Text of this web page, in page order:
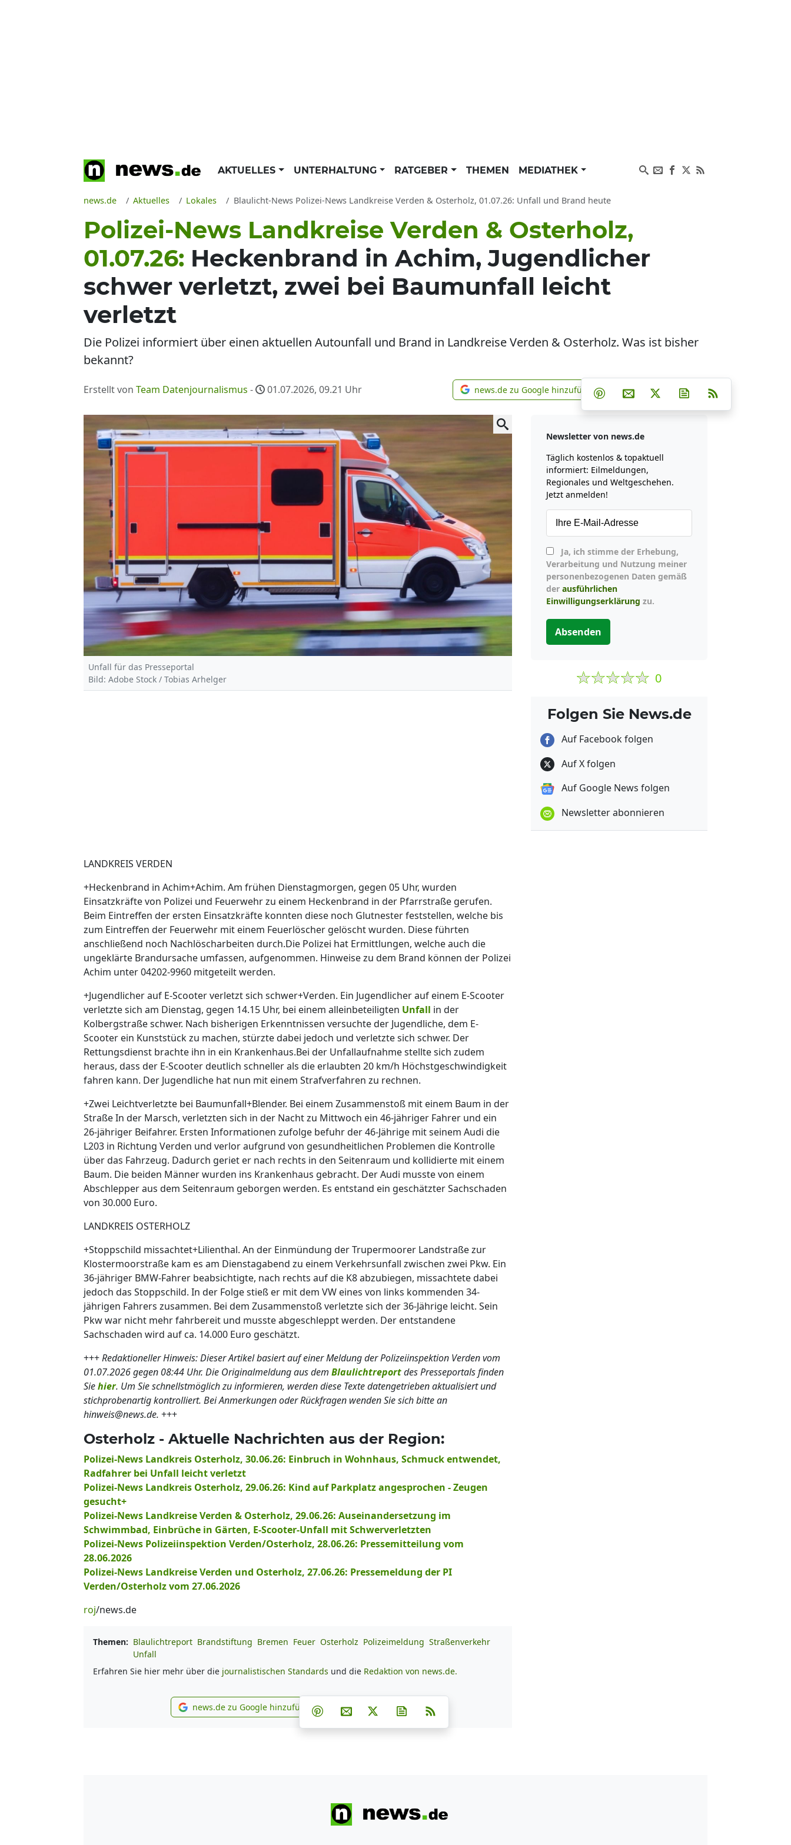
AKTUELLES UNTERHALTUNG RATGEBER THEMEN MEDIATHEK
news.de Aktuelles Lokales Blaulicht-News Polizei-News Landkreise Verden & Osterholz, 01.07.26: Unfall und Brand heute
Polizei-News Landkreise Verden & Osterholz,
01.07.26: Heckenbrand in Achim, Jugendlicher
schwer verletzt, zwei bei Baumunfall leicht
verletzt
Die Polizei informiert über einen aktuellen Autounfall und Brand in Landkreise Verden & Osterholz. Was ist bisher
bekannt?
Erstellt von Team Datenjournalismus - 01.07.2026, 09.21 Uhr news.de zu Google hinzufügen
news.de zu Google hinzufügen Teilen auf Facebook
Teilen auf Whatsapp
Teilen auf Telegram
Teilen auf Pinterest
Per E-Mail teilen
Post auf XNewsletter
Unfall für das Presseportal
Bild: Adobe Stock / Tobias Arhelger
LANDKREIS VERDEN
+Heckenbrand in Achim+Achim. Am frühen Dienstagmorgen, gegen 05 Uhr, wurden
Einsatzkräfte von Polizei und Feuerwehr zu einem Heckenbrand in der Pfarrstraße gerufen.
Beim Eintreffen der ersten Einsatzkräfte konnten diese noch Glutnester feststellen, welche bis
zum Eintreffen der Feuerwehr mit einem Feuerlöscher gelöscht wurden. Diese führten
anschließend noch Nachlöscharbeiten durch.Die Polizei hat Ermittlungen, welche auch die
ungeklärte Brandursache umfassen, aufgenommen. Hinweise zu dem Brand können der Polizei
Achim unter 04202-9960 mitgeteilt werden.
+Jugendlicher auf E-Scooter verletzt sich schwer+Verden. Ein Jugendlicher auf einem E-Scooter
verletzte sich am Dienstag, gegen 14.15 Uhr, bei einem alleinbeteiligten Unfall in der
Kolbergstraße schwer. Nach bisherigen Erkenntnissen versuchte der Jugendliche, dem E-
Scooter ein Kunststück zu machen, stürzte dabei jedoch und verletzte sich schwer. Der
Rettungsdienst brachte ihn in ein Krankenhaus.Bei der Unfallaufnahme stellte sich zudem
heraus, dass der E-Scooter deutlich schneller als die erlaubten 20 km/h Höchstgeschwindigkeit
fahren kann. Der Jugendliche hat nun mit einem Strafverfahren zu rechnen.
+Zwei Leichtverletzte bei Baumunfall+Blender. Bei einem Zusammenstoß mit einem Baum in der
Straße In der Marsch, verletzten sich in der Nacht zu Mittwoch ein 46-jähriger Fahrer und ein
26-jähriger Beifahrer. Ersten Informationen zufolge befuhr der 46-Jährige mit seinem Audi die
L203 in Richtung Verden und verlor aufgrund von gesundheitlichen Problemen die Kontrolle
über das Fahrzeug. Dadurch geriet er nach rechts in den Seitenraum und kollidierte mit einem
Baum. Die beiden Männer wurden ins Krankenhaus gebracht. Der Audi musste von einem
Abschlepper aus dem Seitenraum geborgen werden. Es entstand ein geschätzter Sachschaden
von 30.000 Euro.
LANDKREIS OSTERHOLZ
+Stoppschild missachtet+Lilienthal. An der Einmündung der Trupermoorer Landstraße zur
Klostermoorstraße kam es am Dienstagabend zu einem Verkehrsunfall zwischen zwei Pkw. Ein
36-jähriger BMW-Fahrer beabsichtigte, nach rechts auf die K8 abzubiegen, missachtete dabei
jedoch das Stoppschild. In der Folge stieß er mit dem VW eines von links kommenden 34-
jährigen Fahrers zusammen. Bei dem Zusammenstoß verletzte sich der 36-Jährige leicht. Sein
Pkw war nicht mehr fahrbereit und musste abgeschleppt werden. Der entstandene
Sachschaden wird auf ca. 14.000 Euro geschätzt.
+++Redaktioneller Hinweis: Dieser Artikel basiert auf einer Meldung der Polizeiinspektion Verden vom
01.07.2026 gegen 08:44 Uhr. Die Originalmeldung aus dem Blaulichtreportdes Presseportals finden
Siehier. Um Sie schnellstmöglich zu informieren, werden diese Texte datengetrieben aktualisiert und
stichprobenartig kontrolliert. Bei Anmerkungen oder Rückfragen wenden Sie sich bitte an
hinweis@news.de. +++
Osterholz - Aktuelle Nachrichten aus der Region:
Polizei-News Landkreis Osterholz, 30.06.26: Einbruch in Wohnhaus, Schmuck entwendet,
Radfahrer bei Unfall leicht verletzt
Polizei-News Landkreis Osterholz, 29.06.26: Kind auf Parkplatz angesprochen - Zeugen
gesucht+
Polizei-News Landkreise Verden & Osterholz, 29.06.26: Auseinandersetzung im
Schwimmbad, Einbrüche in Gärten, E-Scooter-Unfall mit Schwerverletzten
Polizei-News Polizeiinspektion Verden/Osterholz, 28.06.26: Pressemitteilung vom
28.06.2026
Polizei-News Landkreise Verden und Osterholz, 27.06.26: Pressemeldung der PI
Verden/Osterholz vom 27.06.2026
roj/news.de
Themen: Blaulichtreport Brandstiftung Bremen Feuer Osterholz Polizeimeldung Straßenverkehr
Unfall
Erfahren Sie hier mehr über die journalistischen Standards und die Redaktion von news.de.
news.de zu Google hinzufügen
news.de zu Google hinzufügen Teilen auf Facebook
Teilen auf Whatsapp
Teilen auf Telegram
Teilen auf Pinterest
Per E-Mail teilen
Post auf XNewsletter abonnieren
Newsletter von news.de
Täglich kostenlos & topaktuell
informiert: Eilmeldungen,
Regionales und Weltgeschehen.
Jetzt anmelden!
Verarbeitung und Nutzung meiner
personenbezogenen Daten gemäß
der ausführlichen
Einwilligungserklärung zu.
Absenden
0
Folgen Sie News.de
Auf Facebook folgen
Auf X folgen
Auf Google News folgen
Newsletter abonnieren